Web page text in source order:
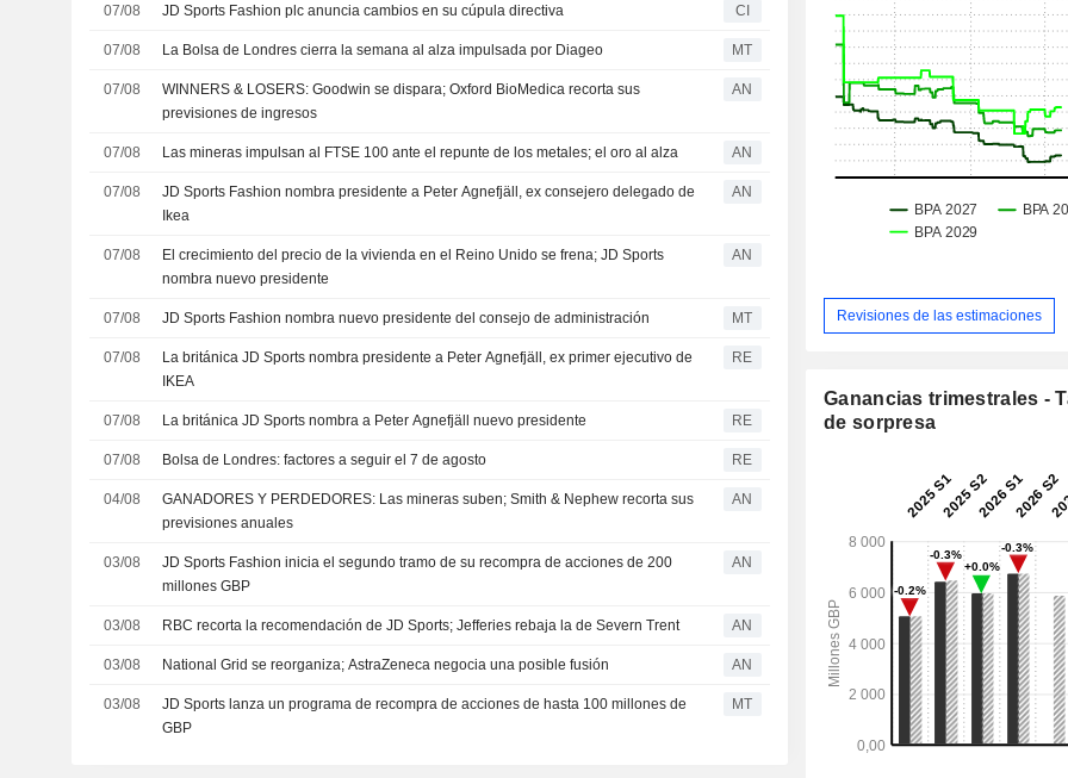
07/08 JD Sports Fashion plc anuncia cambios en su cúpula directiva CI
07/08 La Bolsa de Londres cierra la semana al alza impulsada por Diageo MT
07/08
WINNERS & LOSERS: Goodwin se dispara; Oxford BioMedica recorta sus
previsiones de ingresos
AN
07/08 Las mineras impulsan al FTSE 100 ante el repunte de los metales; el oro al alza AN
07/08
JD Sports Fashion nombra presidente a Peter Agnefjäll, ex consejero delegado de
Ikea
AN
07/08
El crecimiento del precio de la vivienda en el Reino Unido se frena; JD Sports
nombra nuevo presidente
AN
07/08 JD Sports Fashion nombra nuevo presidente del consejo de administración MT
07/08
La británica JD Sports nombra presidente a Peter Agnefjäll, ex primer ejecutivo de
IKEA
RE
07/08 La británica JD Sports nombra a Peter Agnefjäll nuevo presidente RE
07/08 Bolsa de Londres: factores a seguir el 7 de agosto RE
04/08
GANADORES Y PERDEDORES: Las mineras suben; Smith & Nephew recorta sus
previsiones anuales
AN
03/08
JD Sports Fashion inicia el segundo tramo de su recompra de acciones de 200
millones GBP
AN
03/08 RBC recorta la recomendación de JD Sports; Jefferies rebaja la de Severn Trent AN
03/08 National Grid se reorganiza; AstraZeneca negocia una posible fusión AN
03/08
JD Sports lanza un programa de recompra de acciones de hasta 100 millones de
GBP
MT
Revisiones de las estimaciones
Ganancias trimestrales -
de sorpresa